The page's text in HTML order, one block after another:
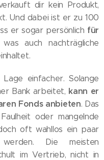
dir kein Produkt,
Und dabei ist er zu 100
er sogar persönlich für
was auch nachträgliche
einfacher. Solange
Bank arbeitet, kann er
Fonds anbieten. Das
oder mangelnde
oft wahllos ein paar
werden. Die meisten
im Vertrieb, nicht in